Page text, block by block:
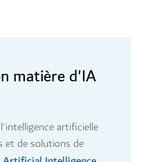
matière d'IA
artificielle
et de solutions de